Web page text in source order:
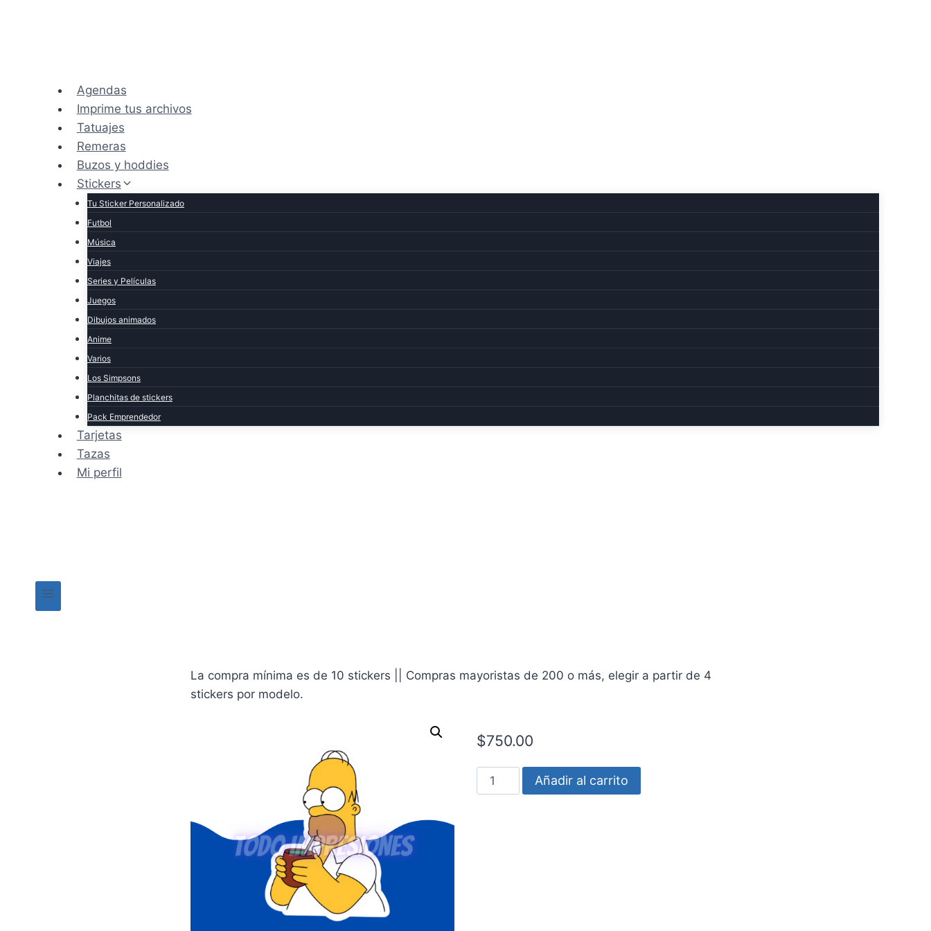
Agendas
Imprime tus archivos
Tatuajes
Remeras
Buzos y hoddies
Stickers
Tu Sticker Personalizado
Futbol
Música
Viajes
Series y Películas
Juegos
Dibujos animados
Anime
Varios
Los Simpsons
Planchitas de stickers
Pack Emprendedor
Tarjetas
Tazas
Mi perfil
La compra mínima es de 10 stickers || Compras mayoristas de 200 o más, elegir a partir de 4
stickers por modelo.
$750.00
Los
simpsons
Añadir al carrito